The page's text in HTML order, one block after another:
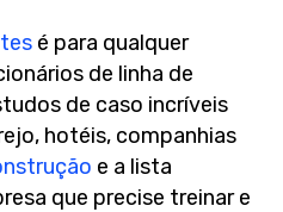
é para qualquer
de linha de
de caso incríveis
hotéis, companhias
e a lista
que precise treinar e